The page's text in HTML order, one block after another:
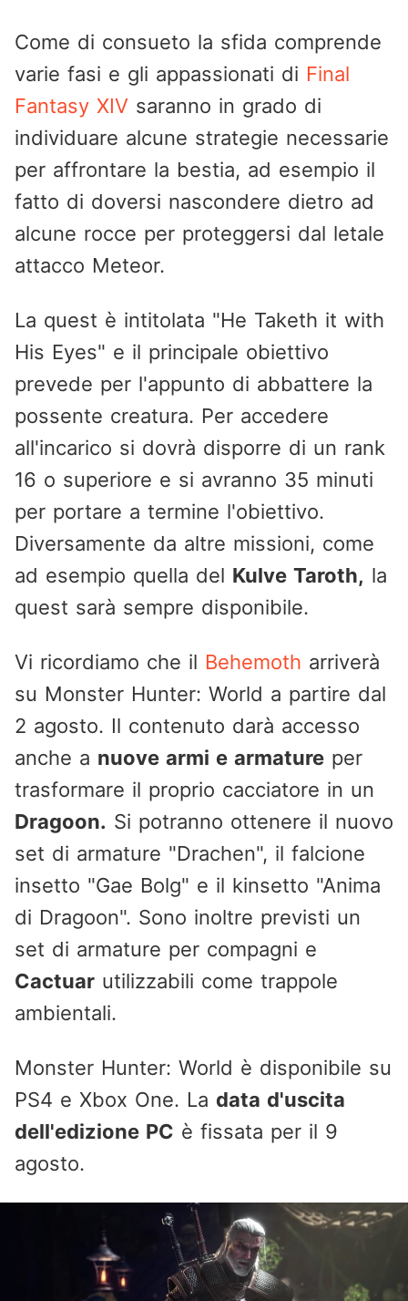
Come di consueto la sfida comprende
varie fasi e gli appassionati di Final
Fantasy XIV saranno in grado di
individuare alcune strategie necessarie
per affrontare la bestia, ad esempio il
fatto di doversi nascondere dietro ad
alcune rocce per proteggersi dal letale
attacco Meteor.
La quest è intitolata "He Taketh it with
His Eyes" e il principale obiettivo
prevede per l'appunto di abbattere la
possente creatura. Per accedere
all'incarico si dovrà disporre di un rank
16 o superiore e si avranno 35 minuti
per portare a termine l'obiettivo.
Diversamente da altre missioni, come
ad esempio quella del Kulve Taroth, la
quest sarà sempre disponibile.
Vi ricordiamo che il Behemoth arriverà
su Monster Hunter: World a partire dal
2 agosto. Il contenuto darà accesso
anche a nuove armi e armature per
trasformare il proprio cacciatore in un
Dragoon. Si potranno ottenere il nuovo
set di armature "Drachen", il falcione
insetto "Gae Bolg" e il kinsetto "Anima
di Dragoon". Sono inoltre previsti un
set di armature per compagni e
Cactuar utilizzabili come trappole
ambientali.
Monster Hunter: World è disponibile su
PS4 e Xbox One. La data d'uscita
dell'edizione PC è fissata per il 9
agosto.